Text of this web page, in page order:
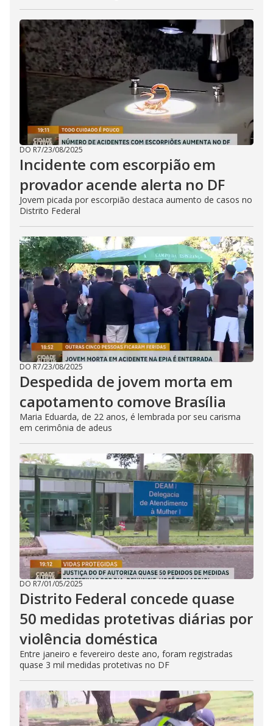
DO R7/23/08/2025
Incidente com escorpião em
provador acende alerta no DF
Jovem picada por escorpião destaca aumento de casos no
Distrito Federal
DO R7/23/08/2025
Despedida de jovem morta em
capotamento comove Brasília
Maria Eduarda, de 22 anos, é lembrada por seu carisma
em cerimônia de adeus
DO R7/01/05/2025
Distrito Federal concede quase
50 medidas protetivas diárias por
violência doméstica
Entre janeiro e fevereiro deste ano, foram registradas
quase 3 mil medidas protetivas no DF